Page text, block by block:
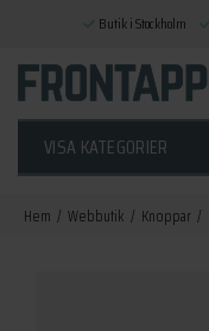
VISA KATEGORIER
Hem Webbutik Knoppar
Butik i Stockholm